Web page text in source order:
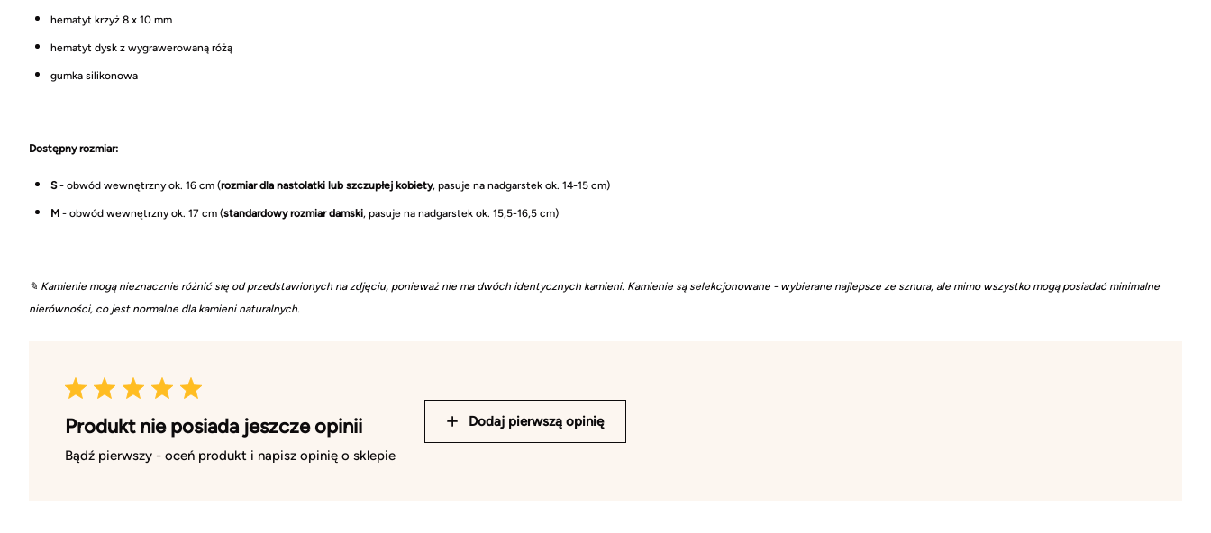
hematyt krzyż 8 x 10 mm
hematyt dysk z wygrawerowaną różą
gumka silikonowa
Dostępny rozmiar:
S- obwód wewnętrzny ok. 16 cm (rozmiar dla nastolatki lub szczupłej kobiety, pasuje na nadgarstek ok. 14-15 cm)
M - obwód wewnętrzny ok. 17 cm (standardowy rozmiar damski, pasuje na nadgarstek ok. 15,5-16,5 cm)
✎ Kamienie mogą nieznacznie różnić się od przedstawionych na zdjęciu, ponieważ nie ma dwóch identycznych kamieni. Kamienie są selekcjonowane - wybierane najlepsze ze sznura, ale mimo wszystko mogą posiadać minimalne
nierówności, co jest normalne dla kamieni naturalnych.
Produkt nie posiada jeszcze opinii
Bądź pierwszy - oceń produkt i napisz opinię o sklepie
Dodaj pierwszą opinię